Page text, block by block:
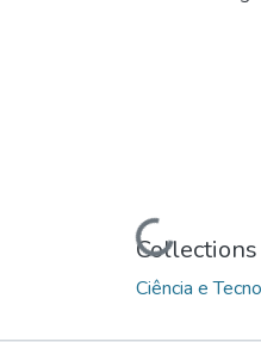
Loading...
Collections
Ciência e